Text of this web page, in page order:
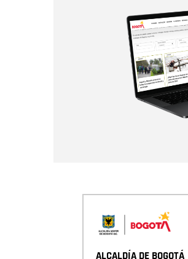
ALCALDÍA DE BOGOTÁ